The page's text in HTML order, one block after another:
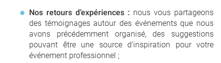
Nos retours d’expériences : nous vous partageons
des témoignages autour des événements que nous
avons précédemment organisé, des suggestions
pouvant être une source d’inspiration pour votre
événement professionnel ;